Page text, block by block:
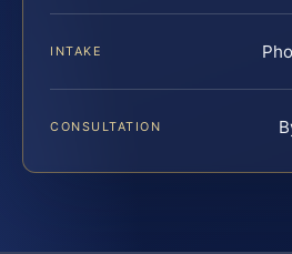
INTAKE
CONSULTATION